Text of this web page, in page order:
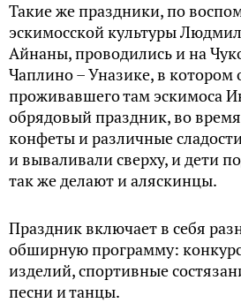
Такие же праздники, по
эскимосской культуры
Айнаны, проводились и на
Чаплино – Уназике, в котором
проживавшего там эскимоса
обрядовый праздник, во
конфеты и различные
и вываливали сверху, и дети
так же делают и аляскинцы.
Праздник включает в себя
обширную программу:
изделий, спортивные
песни и танцы.